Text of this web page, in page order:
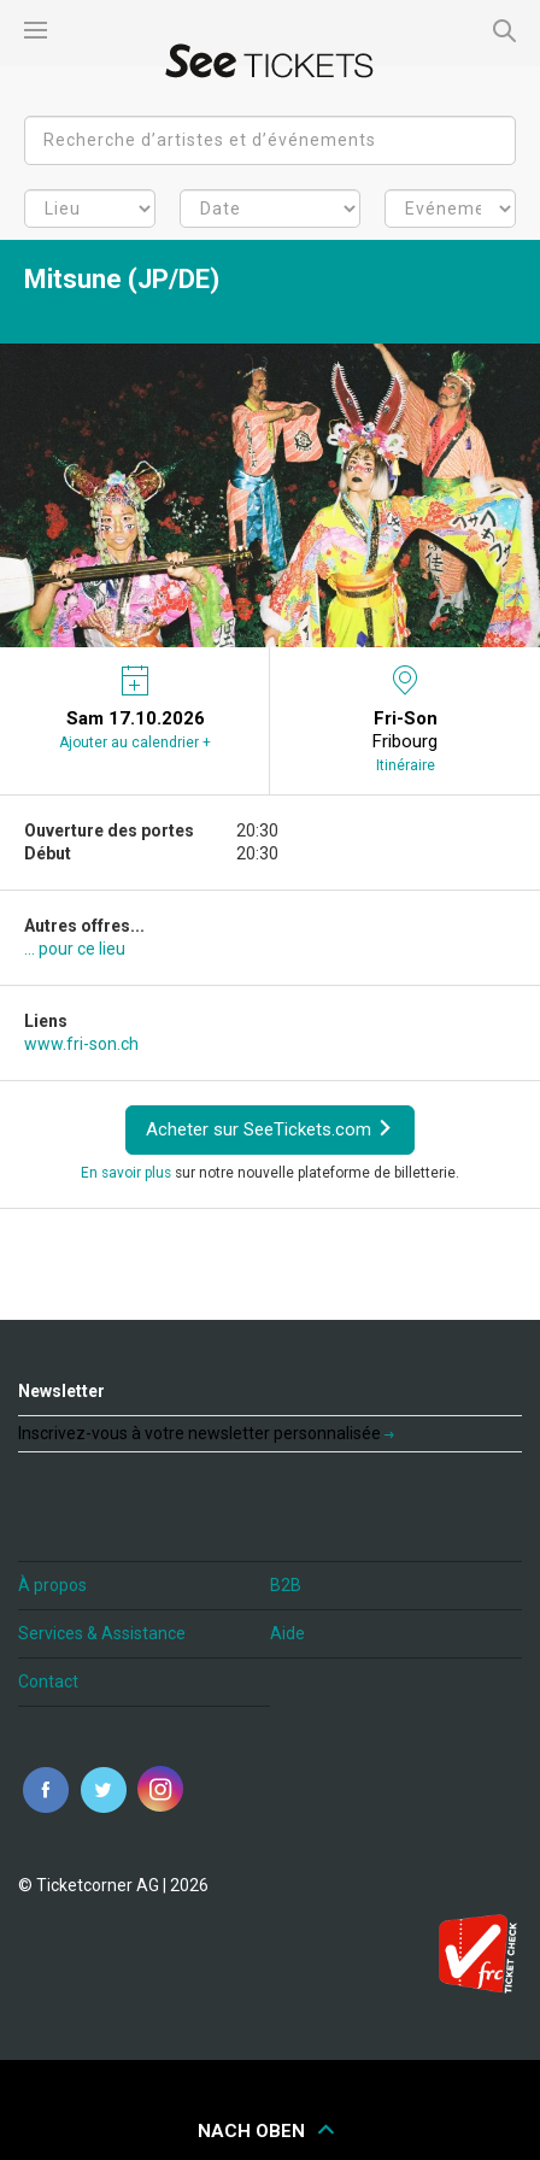
Mitsune (JP/DE)
Sam 17.10.2026
Ajouter au calendrier +
Fri-Son
Fribourg
Itinéraire
Ouverture des portes
Début
20:30
20:30
Autres offres...
... pour ce lieu
Liens
www.fri-son.ch
Acheter sur SeeTickets.com
En savoir plus sur notre nouvelle plateforme de billetterie.
Newsletter
Inscrivez-vous à votre newsletter personnalisée
À propos B2B
Services & Assistance Aide
Contact
fr
© Ticketcorner AG | 2026
NACH OBEN